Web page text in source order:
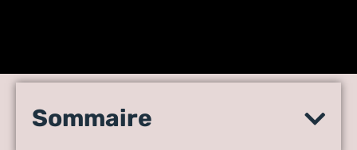
Masseur prostate medical :
Sommaire